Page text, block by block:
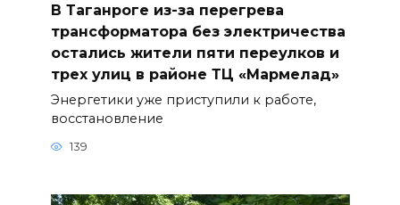
В Таганроге из-за перегрева
трансформатора без электричества
остались жители пяти переулков и
трех улиц в районе ТЦ «Мармелад»
Энергетики уже приступили к работе,
восстановление
139